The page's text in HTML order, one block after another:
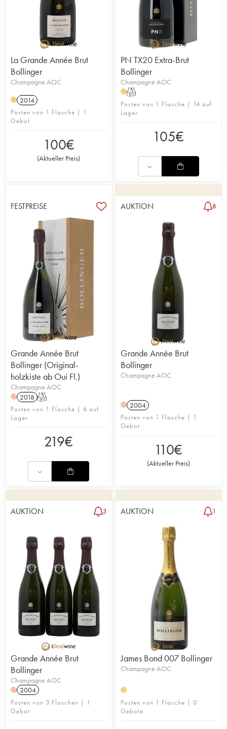
La Grande Année Brut
Bollinger
Champagne AOC
H 2014
Posten von 1 Flasche | 1
Gebot
100€
(Aktueller Preis)
PN TX20 Extra-Brut
Bollinger
Champagne AOC
HT
Posten von 1 Flasche | 14 auf
Lager
105€
FESTPREISE
Grande Année Brut
Bollinger (Original-
holzkiste ab Oui Fl.)
Champagne AOC
H 2018 T
Posten von 1 Flasche | 6 auf
Lager
219€
AUKTION 8
Grande Année Brut
Bollinger
Champagne AOC
H 2004
Posten von 1 Flasche | 1
Gebot
110€
(Aktueller Preis)
AUKTION 3
Grande Année Brut
Bollinger
Champagne AOC
H 2004
Posten von 3 Flaschen | 1
Gebot
AUKTION 1
James Bond 007 Bollinger
Champagne AOC
H
Posten von 1 Flasche | 0
Gebote